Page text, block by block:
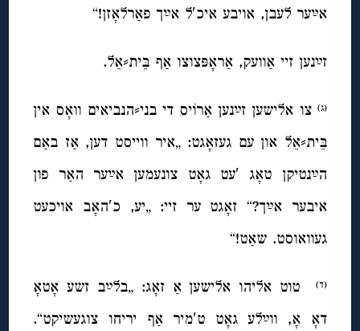
אײַער לעבן, אויבע איכ′ל אײַך פאַרלאָזן!“
זײַנען זיי אַוועק, אַראָפּצוצו אַף בֵּית⸗אֵל.
(ג) צו אלישען זײַנען אַרוֹיס די בני⸗הנביאים וואָס אין
בֵּית⸗אֵל און עם געזאָגט: „איר ווייסט דען, אַז באַם
הײַנטיקן טאָג ′עט גאָט צונעמען אײַער האַר פון
איבער אײַך?“ זאָגט ער זיי: „יע, כ′האָב אויכעט
געוואוסט. שאַט!“
(ד)
טוט אליהו אלישען אַ זאָג: „בלײַב זשע אָטאָ
דאָ אָ, ווײַלע גאָט ט′מיר אַף יריחו צוגעשיקט“.